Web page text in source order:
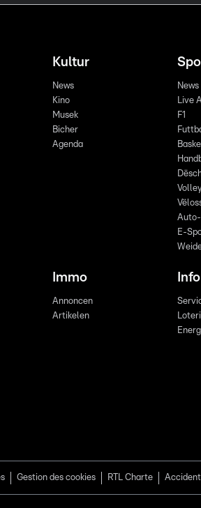
Kultur
News
Kino
Musek
Bicher
Agenda
News
Live
F1
E-
Immo
Annoncen
Artikelen
Info
Gestion des cookies RTL Charte